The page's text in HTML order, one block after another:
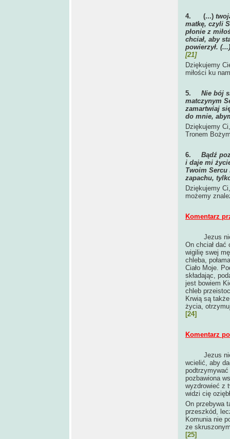
4. (...)
matkę, czyli
płonie z
chciał, aby
powierzył.
[21]
Dziękujemy
miłości ku
5. Nie bój
matczynym
zamartwiaj
do mnie,
Dziękujemy
Tronem
6. Bądź
i daje mi
Twoim Sercu
zapachu,
Dziękujemy
możemy
Komentarz
Jezus
On chciał dać
wigilię swej
chleba,
Ciało Moje.
składając,
jest bowiem
chleb
Krwią są
życia,
[24]
Komentarz
Jezus
wcielić, aby
pozbawiona
wyzdrowieć z
widzi cię
On przebywa
przeszkód,
Komunia nie
ze
[25]